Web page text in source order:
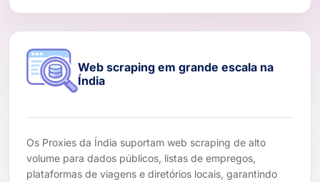
Web scraping em grande escala na
Índia
Os Proxies da Índia suportam web scraping de alto
volume para dados públicos, listas de empregos,
plataformas de viagens e diretórios locais, garantindo